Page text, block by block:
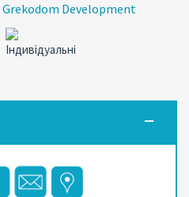
Grekodom Development